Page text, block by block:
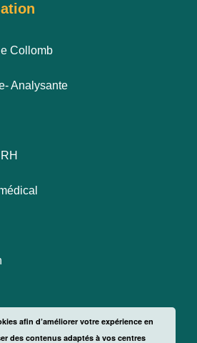
Collomb
Analysante
afin d’améliorer votre expérience en
des contenus adaptés à vos centres